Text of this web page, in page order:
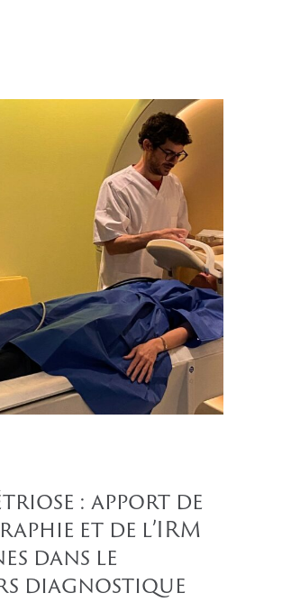
: apport de
et de l’IRM
dans le
diagnostique